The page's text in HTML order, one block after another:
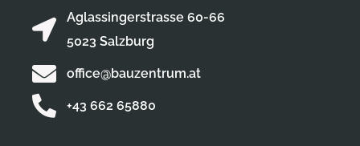
Aglassingerstrasse 60-66
5023 Salzburg
office@bauzentrum.at
+43 662 65880